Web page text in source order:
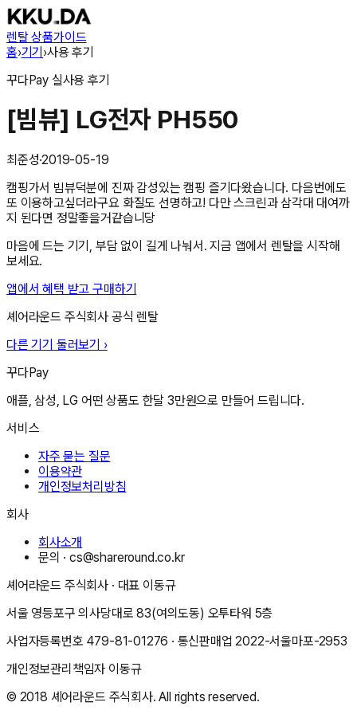
렌탈 상품가이드
홈›기기›사용 후기
꾸다Pay 실사용 후기
[빔뷰] LG전자 PH550
최준성·2019-05-19
캠핑가서 빔뷰덕분에 진짜 감성있는 캠핑 즐기다왔습니다. 다음번에도
또 이용하고싶더라구요 화질도 선명하고! 다만 스크린과 삼각대 대여까
지 된다면 정말좋을거같습니당
마음에 드는 기기, 부담 없이 길게 나눠서. 지금 앱에서 렌탈을 시작해
보세요.
앱에서 혜택 받고 구매하기
셰어라운드 주식회사 공식 렌탈
다른 기기 둘러보기 ›
꾸다Pay
애플, 삼성, LG 어떤 상품도 한달 3만원으로 만들어 드립니다.
서비스
자주 묻는 질문
이용약관
개인정보처리방침
회사
회사소개
문의 ·cs@shareround.co.kr
셰어라운드 주식회사 · 대표 이동규
서울 영등포구 의사당대로 83(여의도동) 오투타워 5층
사업자등록번호 479-81-01276 · 통신판매업2022-서울마포-2953
개인정보관리책임자 이동규
© 2018 셰어라운드 주식회사. All rights reserved.